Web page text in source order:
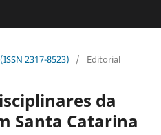
2317-8523)
/ Editorial
da
Santa Catarina